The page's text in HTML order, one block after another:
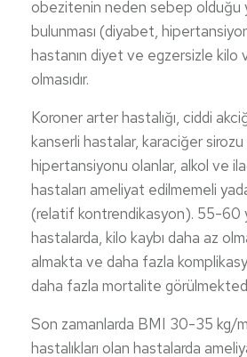
obezitenin neden sebep olduğu
bulunması (diyabet,
hastanın diyet ve egzersizle kilo
olmasıdır.
Koroner arter hastalığı, ciddi
kanserli hastalar, karaciğer
hipertansiyonu olanlar, alkol ve
hastaları ameliyat edilmemeli
(relatif kontrendikasyon). 55-60
hastalarda, kilo kaybı daha az
almakta ve daha fazla
daha fazla mortalite
Son zamanlarda BMI 30-35 kg/
hastalıkları olan hastalarda